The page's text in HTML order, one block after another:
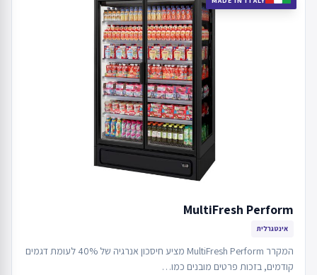
MultiFresh Perform
אינטגרלית
המקרר MultiFresh Perform מציע חיסכון אנרגיה של 40% לעומת דגמים
קודמים, בזכות פרטים מובנים כמו…